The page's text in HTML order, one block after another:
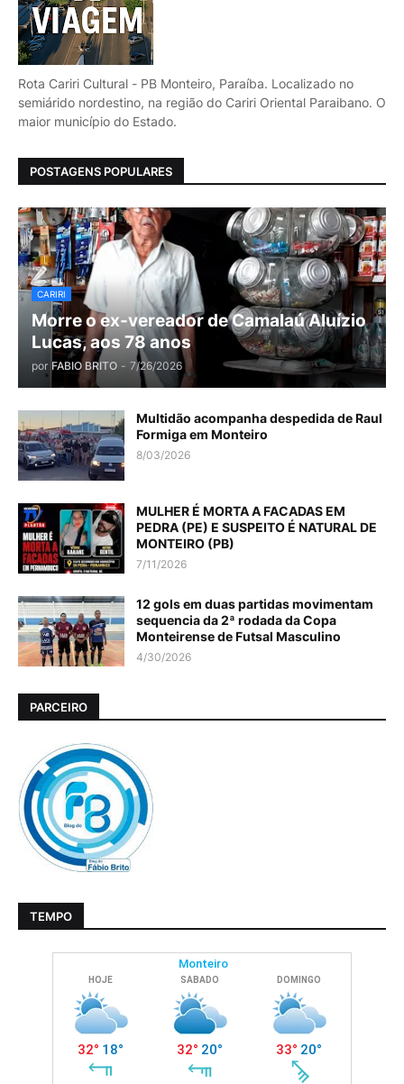
Rota Cariri Cultural - PB Monteiro, Paraíba. Localizado no
semiárido nordestino, na região do Cariri Oriental Paraibano. O
maior município do Estado.
POSTAGENS POPULARES
CARIRI
Morre o ex-vereador de Camalaú Aluízio
Lucas, aos 78 anos
por FABIO BRITO - 7/26/2026
Multidão acompanha despedida de Raul
Formiga em Monteiro
8/03/2026
MULHER É MORTA A FACADAS EM
PEDRA (PE) E SUSPEITO É NATURAL DE
MONTEIRO (PB)
7/11/2026
12 gols em duas partidas movimentam
sequencia da 2ª rodada da Copa
Monteirense de Futsal Masculino
4/30/2026
PARCEIRO
TEMPO